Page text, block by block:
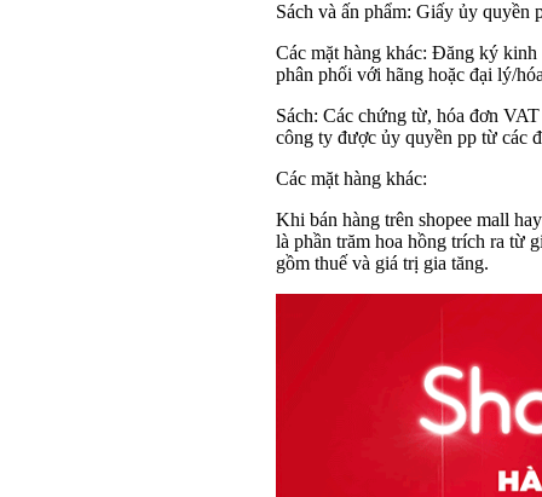
Sách và ấn phẩm: Giấy ủy quyền
Các mặt hàng khác: Đăng ký
phân phối với hãng hoặc đại lý/
Sách: Các chứng từ, hóa đơn
công ty được ủy quyền pp từ các
Các mặt hàng khác:
Khi bán hàng trên shopee mall
là phần trăm hoa hồng trích ra từ
gồm thuế và giá trị gia tăng.